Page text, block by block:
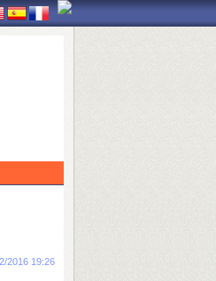
2016 19:26